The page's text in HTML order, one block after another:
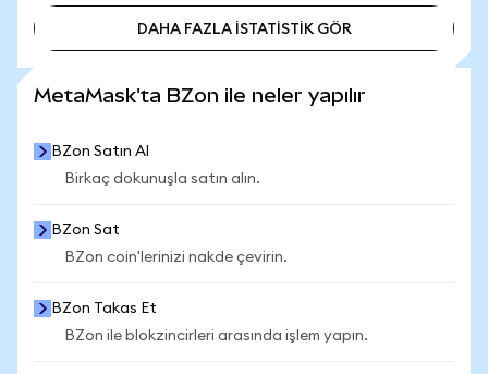
DAHA FAZLA İSTATİSTİK GÖR
MetaMask'ta BZon ile neler yapılır
BZon Satın Al
Birkaç dokunuşla satın alın.
BZon Sat
BZon coin'lerinizi nakde çevirin.
BZon Takas Et
BZon ile blokzincirleri arasında işlem yapın.